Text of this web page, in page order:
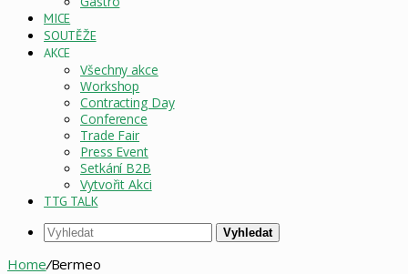
MICE
SOUTĚŽE
AKCE
Všechny akce
Workshop
Contracting Day
Conference
Trade Fair
Press Event
Setkání B2B
Vytvořit Akci
TTG TALK
Vyhledat
Home/Bermeo